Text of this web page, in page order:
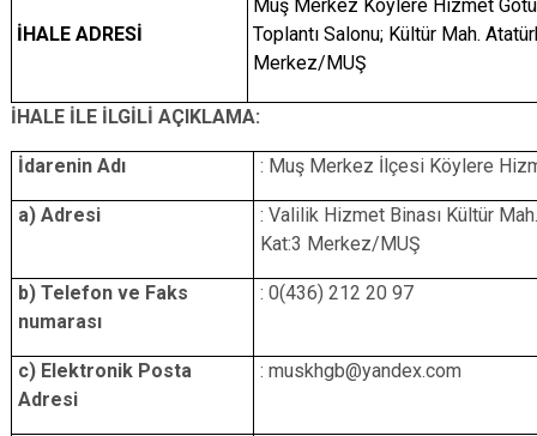
İHALE ADRESİ
Muş Merkez Köylere Hizmet
Toplantı Salonu; Kültür Mah.
Merkez/MUŞ
İHALE İLE İLGİLİ AÇIKLAMA:
İdarenin Adı : Muş Merkez İlçesi Köylere
a) Adresi
: Valilik Hizmet Binası Kültür
Kat:3 Merkez/MUŞ
b) Telefon ve Faks
numarası
: 0(436) 212 20 97
c) Elektronik Posta
Adresi
: muskhgb@yandex.com